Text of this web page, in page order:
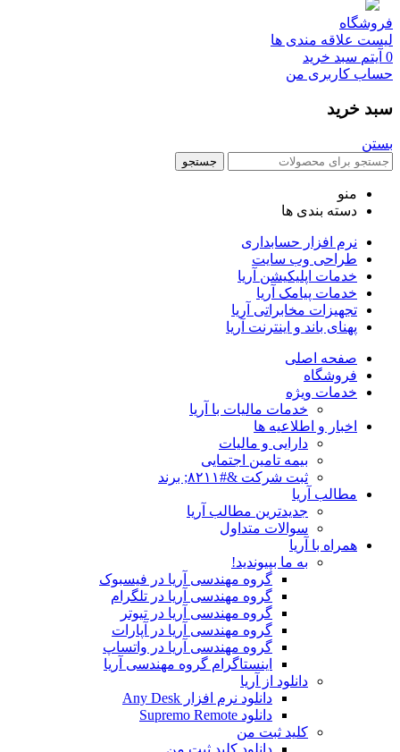
فروشگاه
لیست علاقه مندی ها
0 آیتم سبد خرید
حساب کاربری من
سبد خرید
بستن
جستجو
منو
دسته بندی ها
نرم افزار حسابداری
طراحی وب سایت
خدمات اپلیکیشن آریا
خدمات پیامک آریا
تجهیزات مخابراتی آریا
پهنای باند و اینترنت آریا
صفحه اصلی
فروشگاه
خدمات ویژه
خدمات مالیات با آریا
اخبار و اطلاعیه ها
دارایی و مالیات
بیمه تامین اجتمایی
ثبت شرکت &#۸۲۱۱; برند
مطالب آریا
جدیدترین مطالب آریا
سوالات متداول
همراه با آریا
به ما بپیوندید!
گروه مهندسی آریا در فیسبوک
گروه مهندسی آریا در تلگرام
گروه مهندسی آریا در تیوتر
گروه مهندسی آریا در آپارات
گروه مهندسی آریا در واتساپ
اینستاگرام گروه مهندسی آریا
دانلود از آریا
دانلود نرم افزار Any Desk
دانلود Supremo Remote
کلید ثبت من